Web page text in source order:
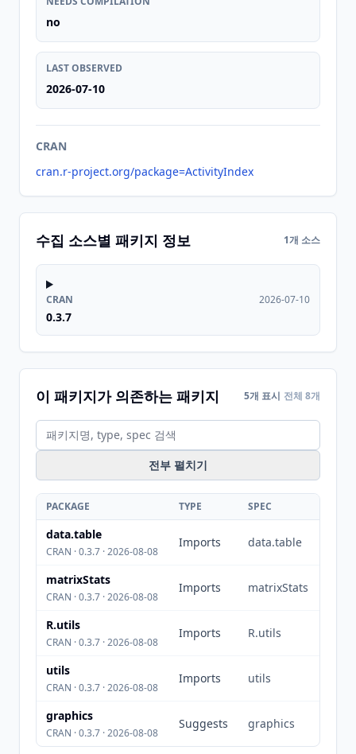
no
LAST OBSERVED
2026-07-10
CRAN
cran.r-project.org/package=ActivityIndex
수집 소스별 패키지 정보 1개 소스
CRAN
0.3.7
2026-07-10
이 패키지가 의존하는 패키지 5개 표시 전체 8개
전부 펼치기
PACKAGE TYPE SPEC
data.table
CRAN · 0.3.7 · 2026-08-08
Imports data.table
matrixStats
CRAN · 0.3.7 · 2026-08-08
Imports matrixStats
R.utils
CRAN · 0.3.7 · 2026-08-08
Imports R.utils
utils
CRAN · 0.3.7 · 2026-08-08
Imports utils
graphics
CRAN · 0.3.7 · 2026-08-08
Suggests graphics